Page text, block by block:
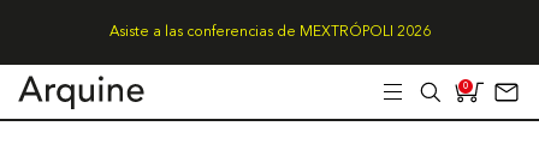
Asiste a las conferencias de MEXTRÓPOLI 2026
0